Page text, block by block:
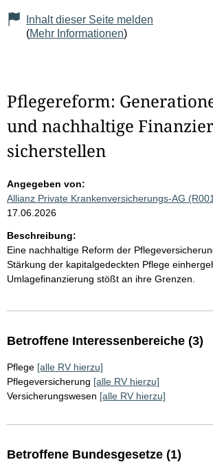
Inhalt dieser Seite melden
(Mehr Informationen)
Pflegereform:
und nachhaltige
sicherstellen
Angegeben von:
Allianz Private Krankenversicherungs-AG
17.06.2026
Beschreibung:
Eine nachhaltige Reform der
Stärkung der kapitalgedeckten Pflege
Umlagefinanzierung stößt an ihre Grenzen.
Betroffene Interessenbereiche (3)
Pflege [alle RV hierzu]
Pflegeversicherung [alle RV hierzu]
Versicherungswesen [alle RV hierzu]
Betroffene Bundesgesetze (1)